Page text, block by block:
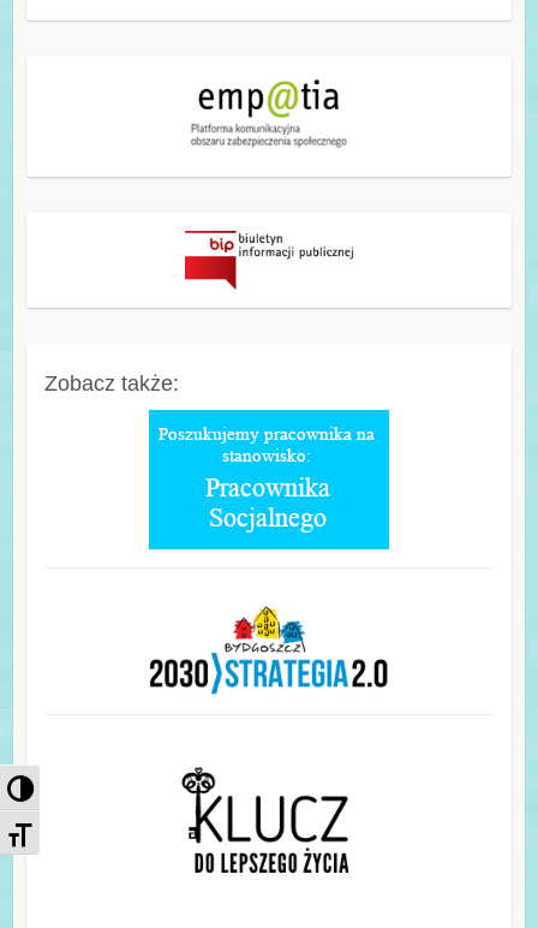
Przełącz wysoki kontrast
Zmień rozmiar czcionek
Zobacz także: